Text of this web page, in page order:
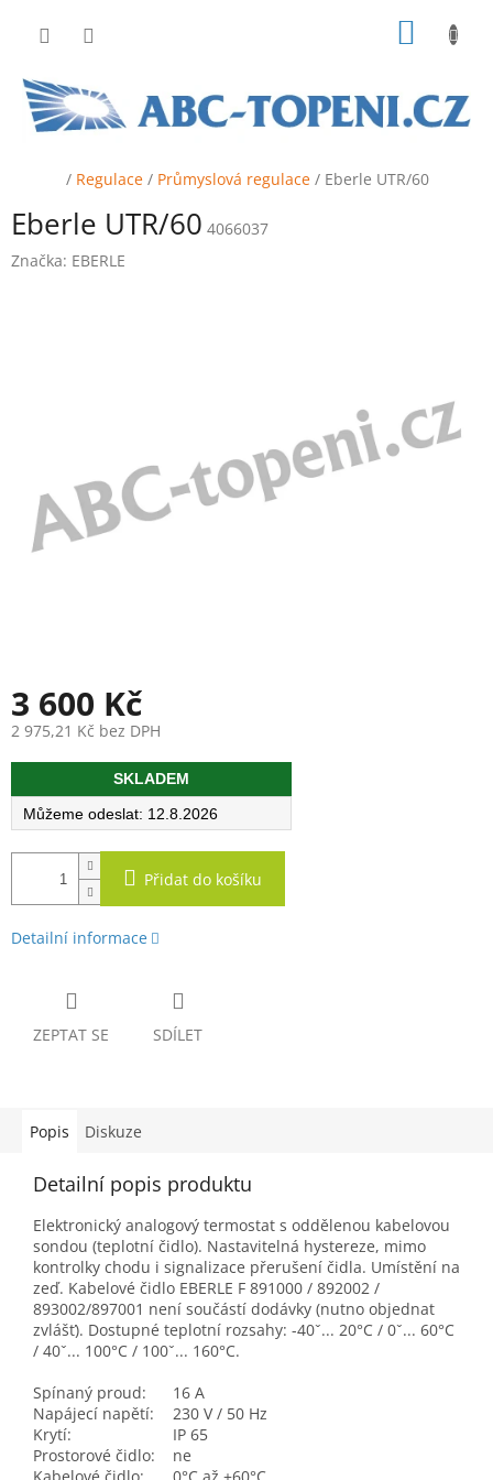
Domů
/ Regulace / Průmyslová regulace / Eberle UTR/60
Eberle UTR/60 4066037
Značka: EBERLE
3 600 Kč
2 975,21 Kč bez DPH
Měrná
SKLADEM
12.8.2026
Přidat do košíku
Detailní informace
ZEPTAT SE SDÍLET
Popis Diskuze
Detailní popis produktu
Elektronický analogový termostat s oddělenou kabelovou
sondou (teplotní čidlo). Nastavitelná hystereze, mimo
kontrolky chodu i signalizace přerušení čidla. Umístění na
zeď. Kabelové čidlo EBERLE F 891000 / 892002 /
893002/897001 není součástí dodávky (nutno objednat
zvlášť). Dostupné teplotní rozsahy: -40ˇ... 20°C / 0ˇ... 60°C
/ 40ˇ... 100°C / 100ˇ... 160°C.
Spínaný proud:
16 A
Napájecí napětí:
230 V / 50 Hz
Krytí:
IP 65
Prostorové čidlo:
ne